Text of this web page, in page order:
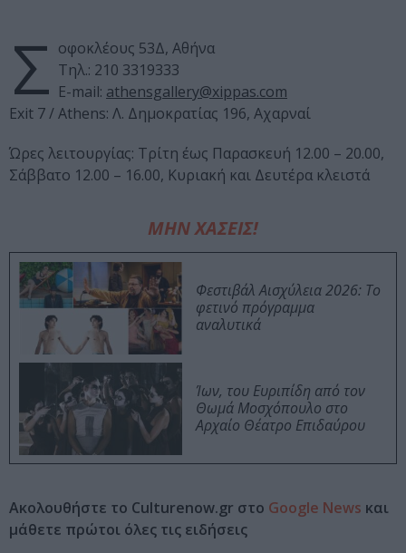
Σ οφοκλέους 53Δ, Αθήνα
Τηλ.: 210 3319333
E-mail: athensgallery@xippas.com
Εxit 7 / Athens: Λ. Δημοκρατίας 196, Αχαρναί
Ώρες λειτουργίας: Τρίτη έως Παρασκευή 12.00 – 20.00,
Σάββατο 12.00 – 16.00, Κυριακή και Δευτέρα κλειστά
ΜΗΝ ΧΑΣΕΙΣ!
Φεστιβάλ Αισχύλεια 2026: Το
φετινό πρόγραμμα
αναλυτικά
Ίων, του Ευριπίδη από τον
Θωμά Μοσχόπουλο στο
Αρχαίο Θέατρο Επιδαύρου
Ακολουθήστε το Culturenow.gr στο Google News και
μάθετε πρώτοι όλες τις ειδήσεις